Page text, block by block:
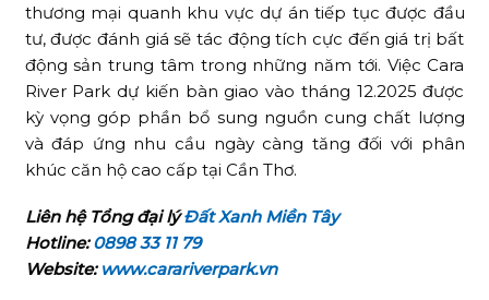
thương mại quanh khu vực dự án tiếp tục được đầu
tư, được đánh giá sẽ tác động tích cực đến giá trị bất
động sản trung tâm trong những năm tới. Việc Cara
River Park dự kiến bàn giao vào tháng 12.2025 được
kỳ vọng góp phần bổ sung nguồn cung chất lượng
và đáp ứng nhu cầu ngày càng tăng đối với phân
khúc căn hộ cao cấp tại Cần Thơ.
Liên hệ Tổng đại lýĐất Xanh Miền Tây
Hotline:0898 33 11 79
Website: www.carariverpark.vn